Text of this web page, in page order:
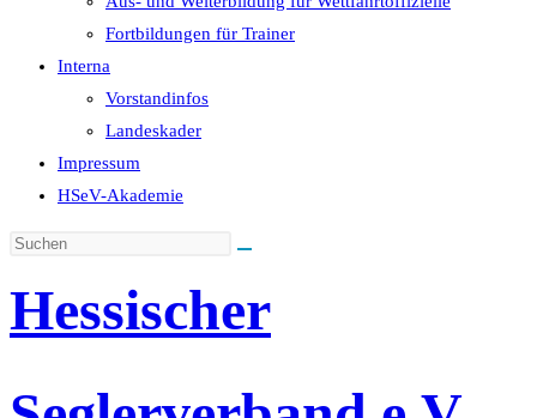
Fortbildungen für Trainer
Interna
Vorstandinfos
Landeskader
Impressum
HSeV-Akademie
Hessischer